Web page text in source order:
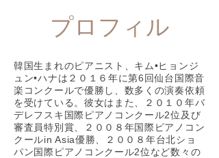
​プロフィル
韓国生まれのピアニスト、キム•ヒョンジ
ュン•ハナは２０１６年に第6回仙台国際音
楽コンクールで優勝し、数多くの演奏依頼
を受けている。彼女はまた、２０１０年バ
デレフスキ国際ピアノコンクール2位及び
審査員特別賞、２００８年国際ピアノコン
クールin Asia優勝、２００８年台北ショ
パン国際ピアノコンクール2位など数々の